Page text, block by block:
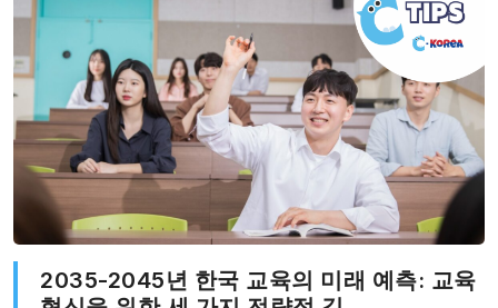
2035-2045년 한국 교육의 미래 예측: 교육